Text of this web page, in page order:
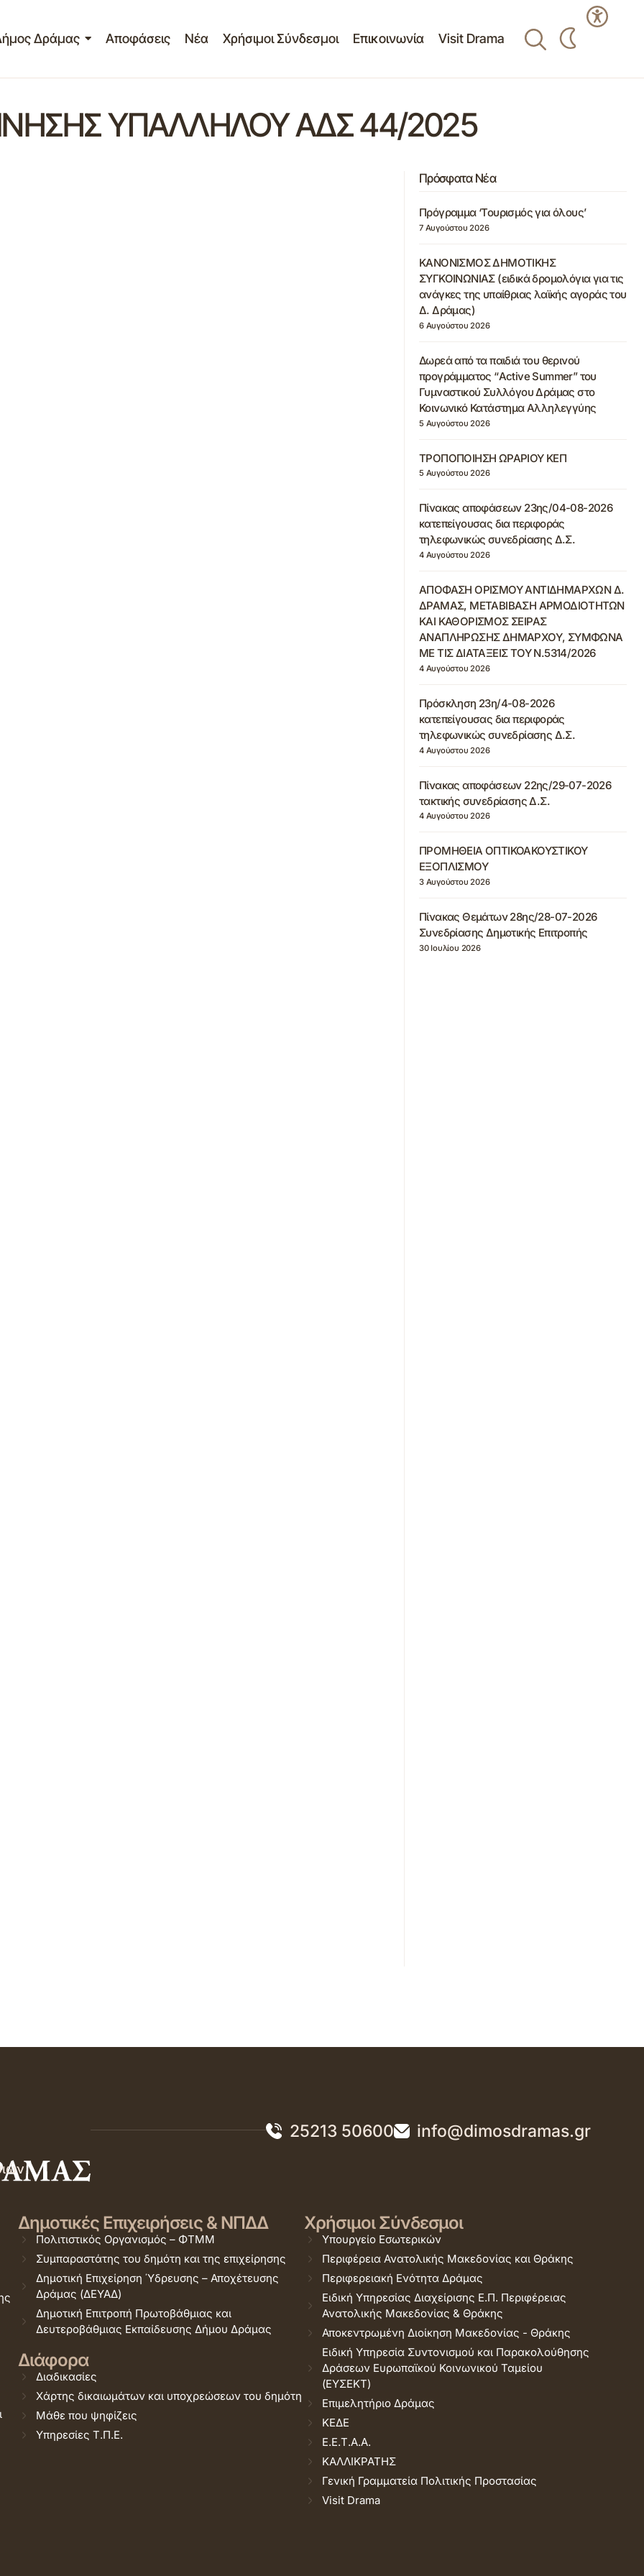
Δράμας Αποφάσεις Νέα Χρήσιμοι Σύνδεσμοι Επικοινωνία Visit Drama
ΥΠΑΛΛΗΛΟΥ ΑΔΣ 44/2025
Πρόσφατα Νέα
Πρόγραμμα ‘Τουρισμός για όλους’
7 Αυγούστου 2026
ΚΑΝΟΝΙΣΜΟΣ ΔΗΜΟΤΙΚΗΣ
ΣΥΓΚΟΙΝΩΝΙΑΣ (ειδικά δρομολόγια για τις
ανάγκες της υπαίθριας λαϊκής αγοράς του
Δ. Δράμας)
6 Αυγούστου 2026
Δωρεά από τα παιδιά του θερινού
προγράμματος “Active Summer” του
Γυμναστικού Συλλόγου Δράμας στο
Κοινωνικό Κατάστημα Αλληλεγγύης
5 Αυγούστου 2026
ΤΡΟΠΟΠΟΙΗΣΗ ΩΡΑΡΙΟΥ ΚΕΠ
5 Αυγούστου 2026
Πίνακας αποφάσεων 23ης/04-08-2026
κατεπείγουσας δια περιφοράς
τηλεφωνικώς συνεδρίασης Δ.Σ.
4 Αυγούστου 2026
ΑΠΟΦΑΣΗ ΟΡΙΣΜΟΥ ΑΝΤΙΔΗΜΑΡΧΩΝ Δ.
ΔΡΑΜΑΣ, ΜΕΤΑΒΙΒΑΣΗ ΑΡΜΟΔΙΟΤΗΤΩΝ
ΚΑΙ ΚΑΘΟΡΙΣΜΟΣ ΣΕΙΡΑΣ
ΑΝΑΠΛΗΡΩΣΗΣ ΔΗΜΑΡΧΟΥ, ΣΥΜΦΩΝΑ
ΜΕ ΤΙΣ ΔΙΑΤΑΞΕΙΣ ΤΟΥ Ν.5314/2026
4 Αυγούστου 2026
Πρόσκληση 23η/4-08-2026
κατεπείγουσας δια περιφοράς
τηλεφωνικώς συνεδρίασης Δ.Σ.
4 Αυγούστου 2026
Πίνακας αποφάσεων 22ης/29-07-2026
τακτικής συνεδρίασης Δ.Σ.
4 Αυγούστου 2026
ΠΡΟΜΗΘΕΙΑ ΟΠΤΙΚΟΑΚΟΥΣΤΙΚΟΥ
ΕΞΟΠΛΙΣΜΟΥ
3 Αυγούστου 2026
Πίνακας Θεμάτων 28ης/28-07-2026
Συνεδρίασης Δημοτικής Επιτροπής
30 Ιουλίου 2026
25213 50600 info@dimosdramas.gr
Δημοτικές Επιχειρήσεις & ΝΠΔΔ
Πολιτιστικός Οργανισμός – ΦΤΜΜ
Συμπαραστάτης του δημότη και της επιχείρησης
Δημοτική Επιχείρηση Ύδρευσης – Αποχέτευσης
Δράμας (ΔΕΥΑΔ)
Δημοτική Επιτροπή Πρωτοβάθμιας και
Δευτεροβάθμιας Εκπαίδευσης Δήμου Δράμας
Διάφορα
Διαδικασίες
Χάρτης δικαιωμάτων και υποχρεώσεων του δημότη
Μάθε που ψηφίζεις
Υπηρεσίες Τ.Π.Ε.
Χρήσιμοι Σύνδεσμοι
Υπουργείο Εσωτερικών
Περιφέρεια Ανατολικής Μακεδονίας και Θράκης
Περιφερειακή Ενότητα Δράμας
Ειδική Υπηρεσίας Διαχείρισης Ε.Π. Περιφέρειας
Ανατολικής Μακεδονίας & Θράκης
Αποκεντρωμένη Διοίκηση Μακεδονίας - Θράκης
Ειδική Υπηρεσία Συντονισμού και Παρακολούθησης
Δράσεων Ευρωπαϊκού Κοινωνικού Ταμείου
(ΕΥΣΕΚΤ)
Επιμελητήριο Δράμας
ΚΕΔΕ
Ε.Ε.Τ.Α.Α.
ΚΑΛΛΙΚΡΑΤΗΣ
Γενική Γραμματεία Πολιτικής Προστασίας
Visit Drama